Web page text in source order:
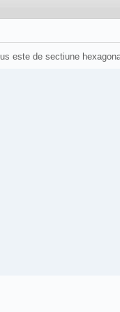
este de sectiune